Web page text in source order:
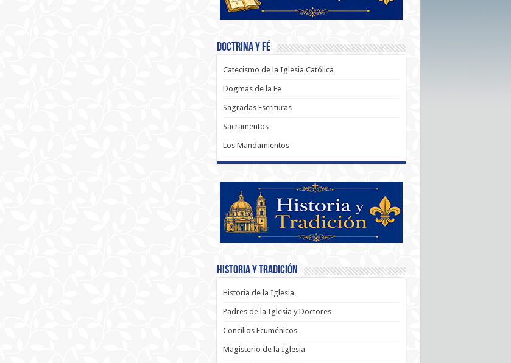
Doctrina y Fé
Catecismo de la Iglesia Católica
Dogmas de la Fe
Sagradas Escrituras
Sacramentos
Los Mandamientos
Historia y Tradición
Historia de la Iglesia
Padres de la Iglesia y Doctores
Concílios Ecuménicos
Magisterio de la Iglesia